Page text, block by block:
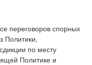
переговоров спорных
Политики,
по месту
Политике и